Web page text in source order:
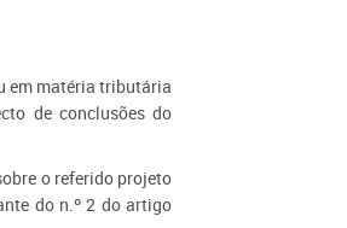
em matéria tributária
de conclusões do
o referido projeto
do n.º 2 do artigo